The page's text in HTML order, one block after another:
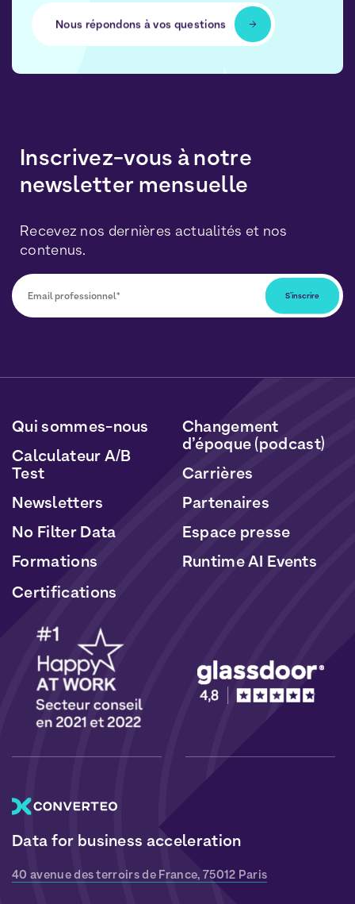
Nous répondons à vos questions
Inscrivez-vous à notre
newsletter mensuelle
Recevez nos dernières actualités et nos
contenus.
données seront traitées conformément à notre
et deCookies
Data for business acceleration
40 avenue des terroirs de France, 75012 Paris
Qui sommes-nous
Calculateur A/B
Test
Newsletters
No Filter Data
Formations
Changement
d’époque (podcast)
Carrières
Partenaires
Espace presse
Runtime AI Events
Certifications